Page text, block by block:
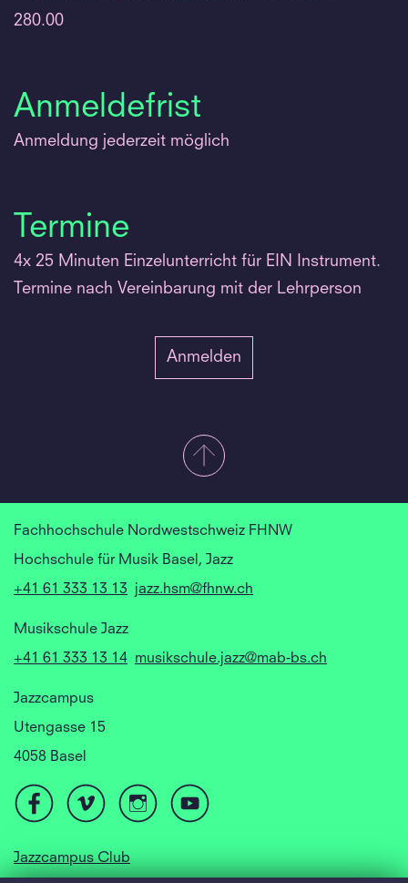
280.00
Anmeldefrist
Anmeldung jederzeit möglich
Termine
4x 25 Minuten Einzelunterricht für EIN Instrument.
Termine nach Vereinbarung mit der Lehrperson
Anmelden
Fachhochschule Nordwestschweiz FHNW
Hochschule für Musik Basel, Jazz
+41 61 333 13 13
jazz.hsm@fhnw.ch
Musikschule Jazz
+41 61 333 13 14 musikschule.jazz@mab-bs.ch
Jazzcampus
Utengasse 15
4058 Basel
Jazzcampus Club